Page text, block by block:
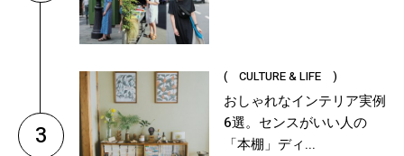
3
( CULTURE & LIFE )
おしゃれなインテリア実例
6選。センスがいい人の
「本棚」ディ...